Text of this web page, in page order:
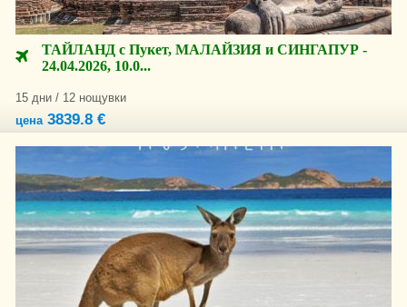
ТАЙЛАНД с Пукет, МАЛАЙЗИЯ и СИНГАПУР -
24.04.2026, 10.0...
15 дни / 12 нощувки
цена3839.8 €